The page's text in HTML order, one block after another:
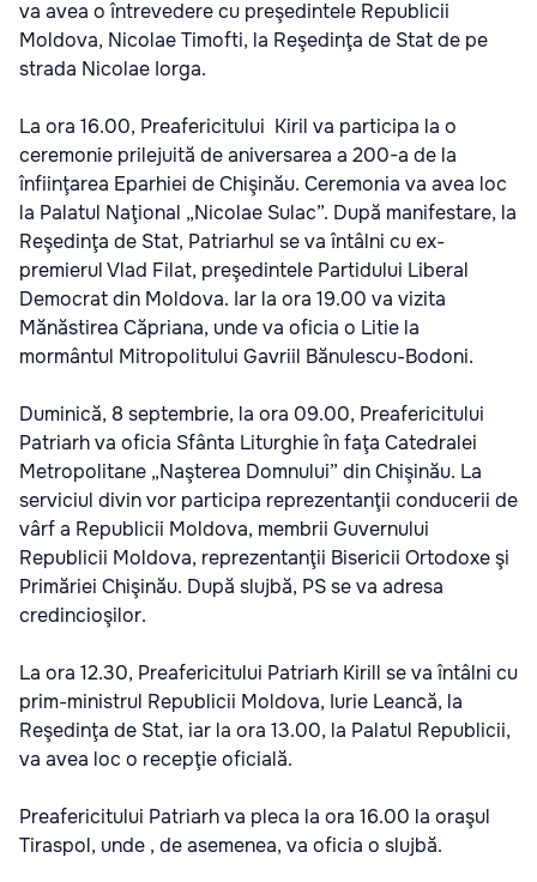
va avea o întrevedere cu preşedintele Republicii
Moldova, Nicolae Timofti, la Reşedinţa de Stat de pe
strada Nicolae Iorga.
La ora 16.00, Preafericitului Kiril va participa la o
ceremonie prilejuită de aniversarea a 200-a de la
înfiinţarea Eparhiei de Chişinău. Ceremonia va avea loc
la Palatul Naţional „Nicolae Sulac”. După manifestare, la
Reşedinţa de Stat, Patriarhul se va întâlni cu ex-
premierul Vlad Filat, preşedintele Partidului Liberal
Democrat din Moldova. Iar la ora 19.00 va vizita
Mănăstirea Căpriana, unde va oficia o Litie la
mormântul Mitropolitului Gavriil Bănulescu-Bodoni.
Duminică, 8 septembrie, la ora 09.00, Preafericitului
Patriarh va oficia Sfânta Liturghie în faţa Catedralei
Metropolitane „Naşterea Domnului” din Chişinău. La
serviciul divin vor participa reprezentanţii conducerii de
vârf a Republicii Moldova, membrii Guvernului
Republicii Moldova, reprezentanţii Bisericii Ortodoxe şi
Primăriei Chişinău. După slujbă, PS se va adresa
credincioşilor.
La ora 12.30, Preafericitului Patriarh Kirill se va întâlni cu
prim-ministrul Republicii Moldova, Iurie Leancă, la
Reşedinţa de Stat, iar la ora 13.00, la Palatul Republicii,
va avea loc o recepţie oficială.
Preafericitului Patriarh va pleca la ora 16.00 la oraşul
Tiraspol, unde , de asemenea, va oficia o slujbă.